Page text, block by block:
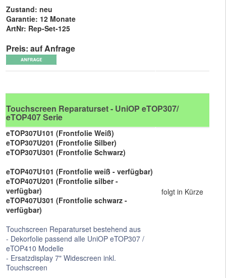
Zustand: neu
Garantie: 12 Monate
ArtNr: Rep-Set-125
Preis: auf Anfrage
Touchscreen Reparaturset - UniOP eTOP307/
eTOP407 Serie
eTOP307U101 (Frontfolie Weiß)
eTOP307U201 (Frontfolie Silber)
eTOP307U301 (Frontfolie Schwarz)
eTOP407U101 (Frontfolie weiß - verfügbar)
eTOP407U201 (Frontfolie silber -
verfügbar)
eTOP407U301 (Frontfolie schwarz -
verfügbar)
Touchscreen Reparaturset bestehend aus
- Dekorfolie passend alle UniOP eTOP307 /
eTOP410 Modelle
- Ersatzdisplay 7" Widescreen inkl.
Touchscreen
folgt in Kürze